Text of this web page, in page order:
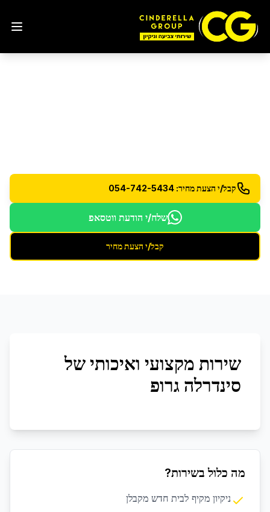
קבל/י הצעת מחיר: 054-742-5434
שלח/י הודעת ווטסאפ
קבל/י הצעת מחיר
שירות מקצועי ואיכותי של
סינדרלה גרופ
מה כלול בשירות?
ניקיון מקיף לבית חדש מקבלן